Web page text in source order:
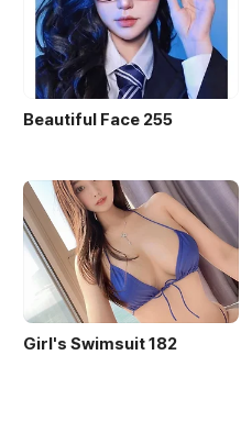
Beautiful Face 255
Girl's Swimsuit 182